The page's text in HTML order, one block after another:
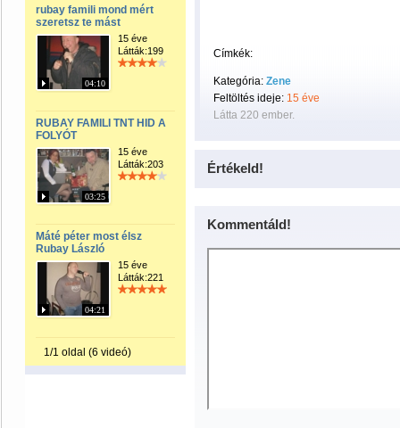
rubay famili mond mért
szeretsz te mást
04:10
15 éve
Látták:199
RUBAY FAMILI TNT HID A
FOLYÓT
03:25
15 éve
Látták:203
Máté péter most élsz
Rubay László
04:21
15 éve
Látták:221
1/1 oldal (6 videó)
Címkék:
Kategória: Zene
Feltöltés ideje: 15 éve
Látta 220 ember.
Értékeld!
Kommentáld!